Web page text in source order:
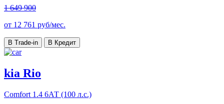
1 649 900
от 12 761 руб/мес.
В Trade-in В Кредит
kia Rio
Comfort 1.4 6АТ (100 л.с.)